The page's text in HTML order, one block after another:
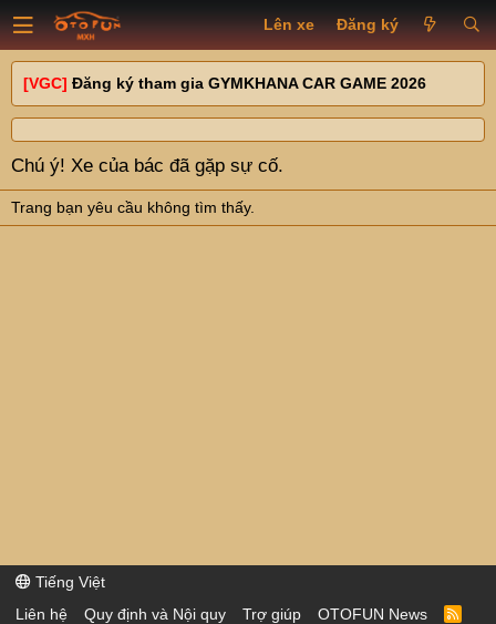
Lên xe Đăng ký
[VGC] Đăng ký tham gia GYMKHANA CAR GAME 2026
Chú ý! Xe của bác đã gặp sự cố.
Trang bạn yêu cầu không tìm thấy.
Tiếng Việt
Liên hệ
Quy định và Nội quy Trợ giúp OTOFUN News
R